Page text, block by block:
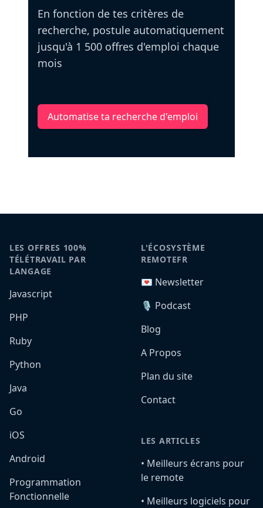
En fonction de tes critères de
recherche, postule automatiquement
jusqu'à 1 500 offres d'emploi chaque
mois
Automatise ta recherche d'emploi
LES OFFRES 100%
TÉLÉTRAVAIL PAR
LANGAGE
Javascript
PHP
Ruby
Python
Java
Go
iOS
Android
Programmation
Fonctionnelle
L'ÉCOSYSTÈME
REMOTEFR
💌 Newsletter
🎙️ Podcast
Blog
A Propos
Plan du site
Contact
LES ARTICLES
•️ Meilleurs écrans pour
le remote
•️ Meilleurs logiciels pour